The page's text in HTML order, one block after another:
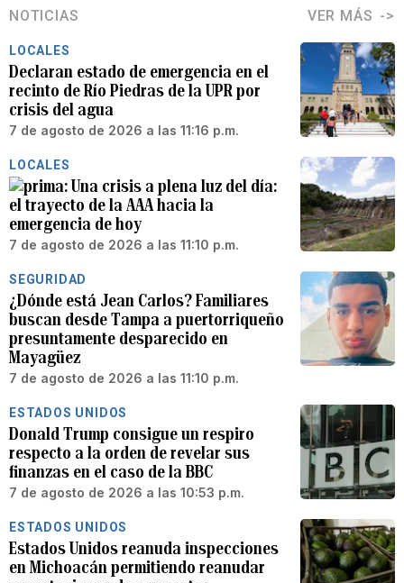
NOTICIAS VER MÁS
LOCALES
Declaran estado de emergencia en el
recinto de Río Piedras de la UPR por
crisis del agua
7 de agosto de 2026 a las 11:16 p.m.
LOCALES
Una crisis a plena luz del día:
el trayecto de la AAA hacia la
emergencia de hoy
7 de agosto de 2026 a las 11:10 p.m.
SEGURIDAD
¿Dónde está Jean Carlos? Familiares
buscan desde Tampa a puertorriqueño
presuntamente desparecido en
Mayagüez
7 de agosto de 2026 a las 11:10 p.m.
ESTADOS UNIDOS
Donald Trump consigue un respiro
respecto a la orden de revelar sus
finanzas en el caso de la BBC
7 de agosto de 2026 a las 10:53 p.m.
ESTADOS UNIDOS
Estados Unidos reanuda inspecciones
en Michoacán permitiendo reanudar